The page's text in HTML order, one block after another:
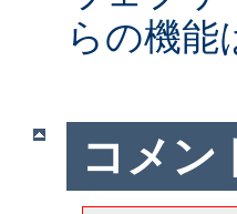
らの機能
コメン